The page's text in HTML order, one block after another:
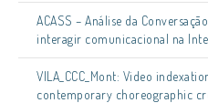
ACASS – Análise da
interagir comunicacional na
VILA_CCC_Mont: Video
contemporary choreographic